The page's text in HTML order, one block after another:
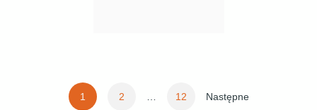
Stronicowanie
1 2 12 Następne